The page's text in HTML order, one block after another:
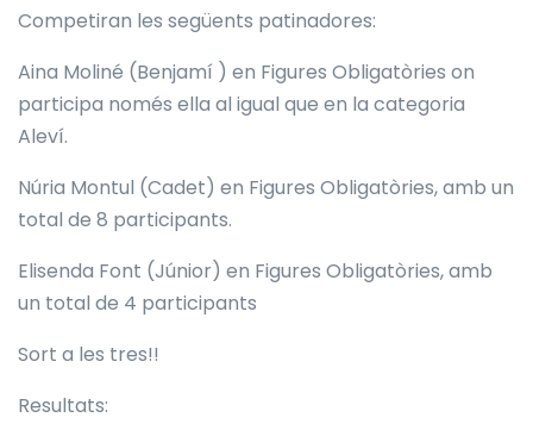
Competiran les següents patinadores:
Aina Moliné (Benjamí ) en Figures Obligatòries on
participa només ella al igual que en la categoria
Aleví.
Núria Montul (Cadet) en Figures Obligatòries, amb un
total de 8 participants.
Elisenda Font (Júnior) en Figures Obligatòries, amb
un total de 4 participants
Sort a les tres!!
Resultats: